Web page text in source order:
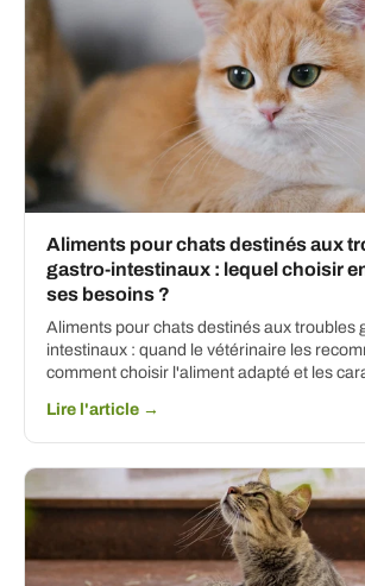
Aliments pour chats destinés aux
gastro-intestinaux : lequel choisir
ses besoins ?
Aliments pour chats destinés aux troubles
intestinaux : quand le vétérinaire les
comment choisir l'aliment adapté et les
Lire l'article →